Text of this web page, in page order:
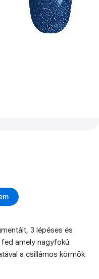
3 lépéses és
amely nagyfokú
a csillámos körmök